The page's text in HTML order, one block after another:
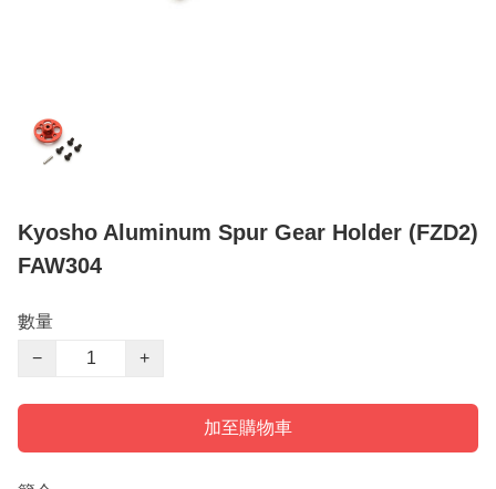
Kyosho Aluminum Spur Gear Holder (FZD2)
FAW304
數量
−
+
加至購物車